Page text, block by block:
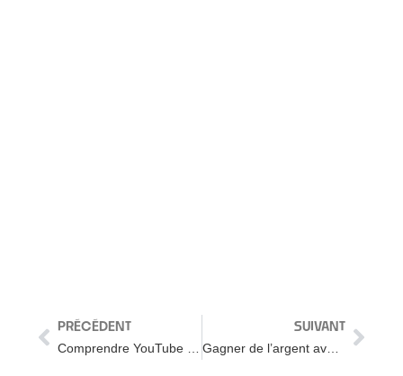
PRÉCÉDENT SUIVANT
Gagner de l’argent avec Google Traduction FRAUDE – Voleur de Poules Ep.04